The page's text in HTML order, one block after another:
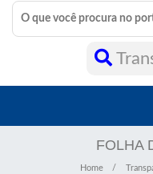
FOLHA
Home